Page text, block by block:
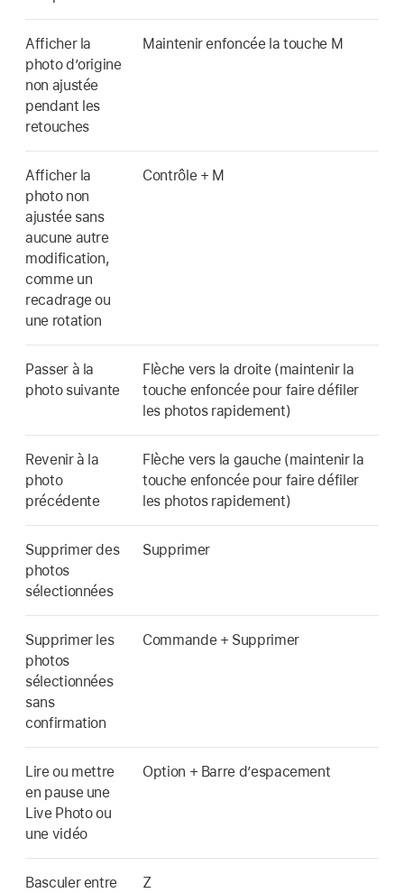
Afficher la
photo d’origine
non ajustée
pendant les
retouches
Maintenir enfoncée la touche M
Afficher la
photo non
ajustée sans
aucune autre
modification,
comme un
recadrage ou
une rotation
Contrôle + M
Passer à la
photo suivante
Flèche vers la droite (maintenir la
touche enfoncée pour faire défiler
les photos rapidement)
Revenir à la
photo
précédente
Flèche vers la gauche (maintenir la
touche enfoncée pour faire défiler
les photos rapidement)
Supprimer des
photos
sélectionnées
Supprimer
Supprimer les
photos
sélectionnées
sans
confirmation
Commande + Supprimer
Lire ou mettre
en pause une
Live Photo ou
une vidéo
Option + Barre d’espacement
Basculer entre
Z